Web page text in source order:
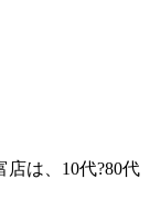
は、10代?80代